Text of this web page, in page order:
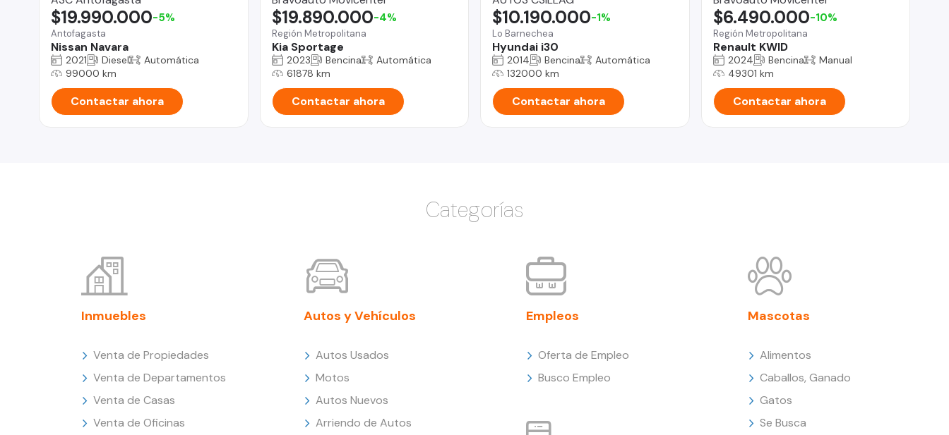
Antofagasta
Nissan Navara
$19.990.000-5%
2021 Diesel
Automática
99000 km
Contactar ahora
Región Metropolitana
Kia Sportage
$19.890.000-4%
2023 Bencina
Automática
61878 km
Contactar ahora
Lo Barnechea
Hyundai i30
$10.190.000-1%
2014 Bencina
Automática
132000 km
Contactar ahora
Región Metropolitana
Renault KWID
$6.490.000-10%
2024 Bencina
Manual
49301 km
Contactar ahora
Categorías
Inmuebles
Venta de Propiedades
Venta de Departamentos
Venta de Casas
Venta de Oficinas
Autos y Vehículos
Autos Usados
Motos
Autos Nuevos
Arriendo de Autos
Empleos
Oferta de Empleo
Busco Empleo
Mascotas
Alimentos
Caballos, Ganado
Gatos
Se Busca